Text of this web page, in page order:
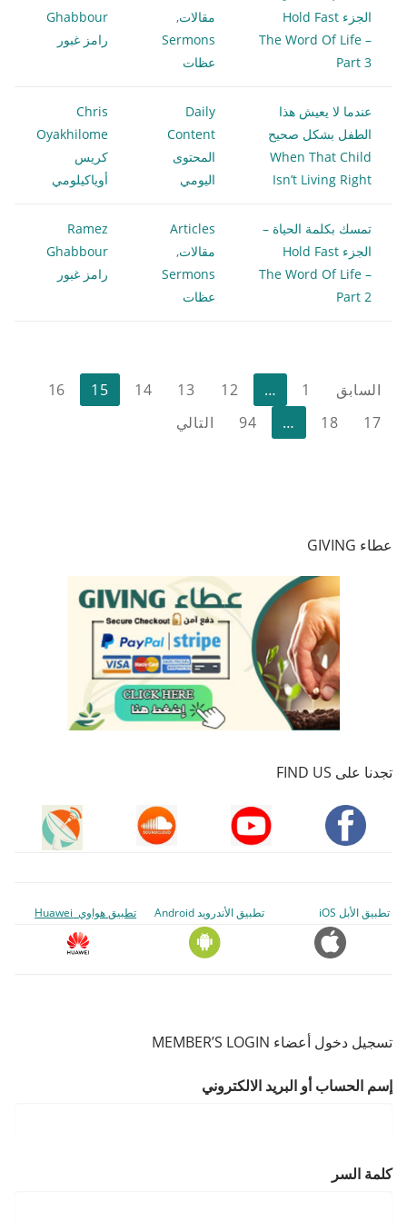
الجزء Hold Fast
The Word Of Life –
Part 3
مقالات,
Sermons
عظات
Ghabbour
رامز غبور
عندما لا يعيش هذا
الطفل بشكل صحيح
When That Child
Isn’t Living Right
Daily
Content
المحتوى
اليومي
Chris
Oyakhilome
كريس
أوياكيلومي
تمسك بكلمة الحياة –
الجزء Hold Fast
The Word Of Life –
Part 2
Articles
مقالات,
Sermons
عظات
Ramez
Ghabbour
رامز غبور
تعدد
صفحات
السابق 1
…
12
13
14
15
16
17
18
…
94 التالي
عطاء GIVING
تجدنا على FIND US
تطبيق الأبل iOS تطبيق الأندرويد Android تطبيق هواوي Huawei
تسجيل دخول أعضاء MEMBER’S LOGIN
إسم الحساب أو البريد الالكتروني
كلمة السر